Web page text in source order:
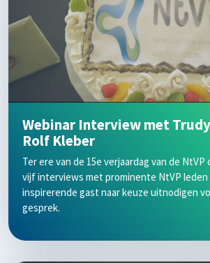
Webinar Interview met
Rolf Kleber
Ter ere van de 15e verjaardag van de
vijf interviews met prominente NtVP leden
inspirerende gast naar keuze uitnodigen
gesprek.